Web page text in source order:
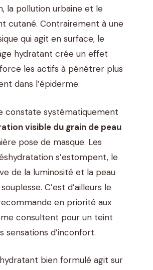
la pollution urbaine et le
cutané. Contrairement à une
qui agit en surface, le
hydratant crée un effet
les actifs à pénétrer plus
dans l’épiderme.
constate systématiquement
visible du grain de peau
pose de masque. Les
s’estompent, le
de la luminosité et la peau
C’est d’ailleurs le
en priorité aux
consultent pour un teint
sensations d’inconfort.
bien formulé agit sur